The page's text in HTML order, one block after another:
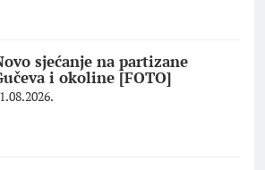
sjećanje na partizane
i okoline [FOTO]